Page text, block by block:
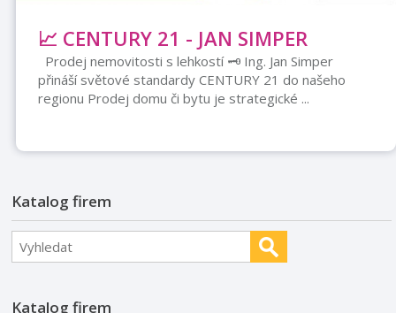
📈 CENTURY 21 - JAN SIMPER
Prodej nemovitosti s lehkostí 🗝️ Ing. Jan Simper
přináší světové standardy CENTURY 21 do našeho
regionu Prodej domu či bytu je strategické ...
Katalog firem
Katalog firem